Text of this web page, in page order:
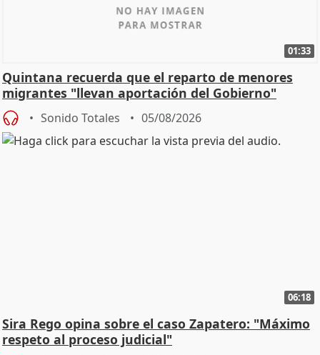
01:33
Quintana recuerda que el reparto de menores
migrantes "llevan aportación del Gobierno"
central
Sonido Totales 05/08/2026
06:18
Sira Rego opina sobre el caso Zapatero: "Máximo
respeto al proceso judicial"